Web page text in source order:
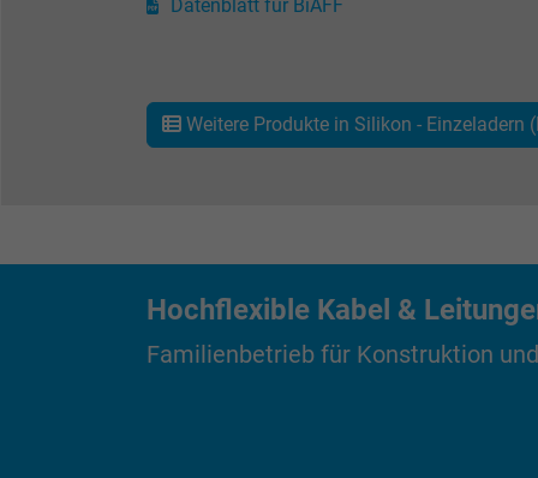
Name
Datenblatt für BiAFF
Weitere Produkte in Silikon - Einzeladern
Hochflexible Kabel &
Familienbetrieb für Konstruktion